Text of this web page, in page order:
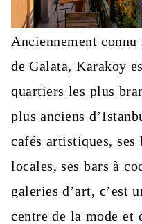
Anciennement connu
de Galata, Karakoy
quartiers les plus
plus anciens
cafés artistiques, ses
locales, ses bars à
galeries d’art, c’est
centre de la mode et